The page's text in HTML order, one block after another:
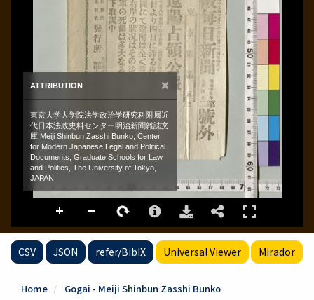
CSV JSON refer/BibIX Universal Viewer Mirador
Home Gogai - Meiji Shinbun Zasshi Bunko